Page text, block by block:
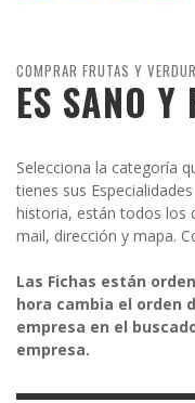
COMPRAR FRUTAS Y
ES SANO Y
Selecciona la categoría
tienes sus
historia, están todos los
mail, dirección y mapa.
Las Fichas están
hora cambia el orden
empresa en el
empresa.